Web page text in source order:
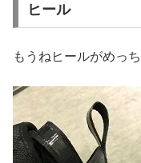
ヒール
もうねヒールがめっ